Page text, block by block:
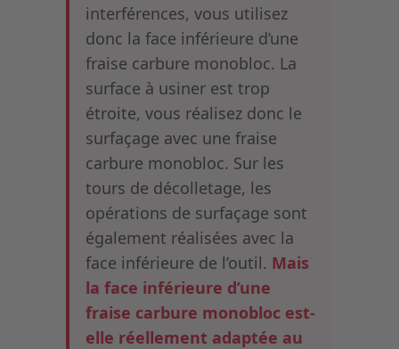
interférences, vous utilisez
donc la face inférieure d’une
fraise carbure monobloc. La
surface à usiner est trop
étroite, vous réalisez donc le
surfaçage avec une fraise
carbure monobloc. Sur les
tours de décolletage, les
opérations de surfaçage sont
également réalisées avec la
face inférieure de l’outil. Mais
la face inférieure d’une
fraise carbure monobloc est-
elle réellement adaptée au